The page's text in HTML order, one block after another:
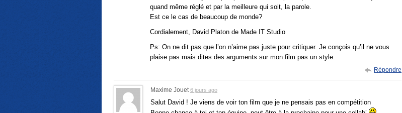
quand même réglé et par la meilleure qui soit, la parole.
Est ce le cas de beaucoup de monde?
Cordialement, David Platon de Made IT Studio
Ps: On ne dit pas que l’on n’aime pas juste pour critiquer. Je conçois qu’il ne vous
plaise pas mais dites des arguments sur mon film pas un style.
Répondre
Maxime Jouet 6 jours ago
Salut David ! Je viens de voir ton film que je ne pensais pas en compétition